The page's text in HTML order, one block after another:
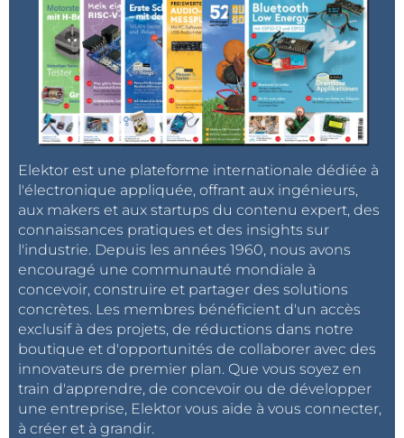
Elektor est une plateforme internationale dédiée à
l'électronique appliquée, offrant aux ingénieurs,
aux makers et aux startups du contenu expert, des
connaissances pratiques et des insights sur
l'industrie. Depuis les années 1960, nous avons
encouragé une communauté mondiale à
concevoir, construire et partager des solutions
concrètes. Les membres bénéficient d'un accès
exclusif à des projets, de réductions dans notre
boutique et d'opportunités de collaborer avec des
innovateurs de premier plan. Que vous soyez en
train d'apprendre, de concevoir ou de développer
une entreprise, Elektor vous aide à vous connecter,
à créer et à grandir.